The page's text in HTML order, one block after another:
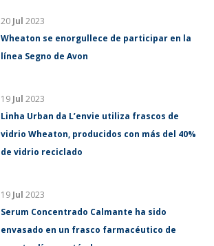
20 Jul 2023
Wheaton se enorgullece de participar en la
línea Segno de Avon
19 Jul 2023
Linha Urban da L’envie utiliza frascos de
vidrio Wheaton, producidos con más del 40%
de vidrio reciclado
19 Jul 2023
Serum Concentrado Calmante ha sido
envasado en un frasco farmacéutico de